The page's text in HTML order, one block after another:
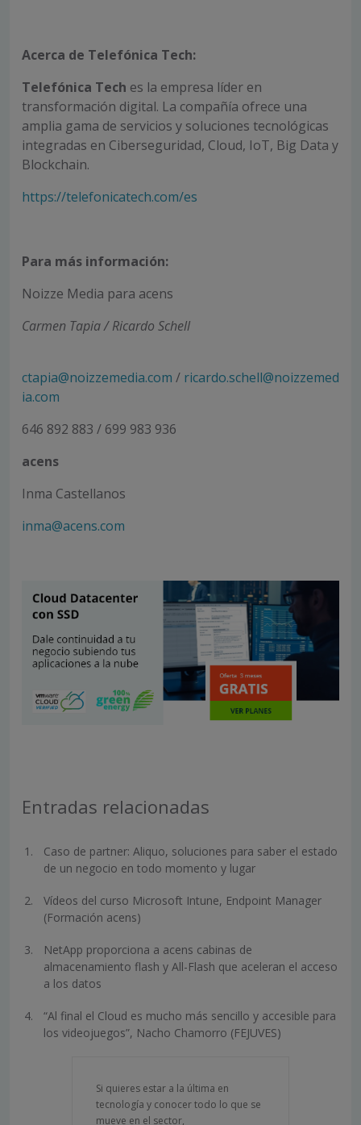
Acerca de Telefónica Tech:
Telefónica Tech es la empresa líder en
transformación digital. La compañía ofrece una
amplia gama de servicios y soluciones tecnológicas
integradas en Ciberseguridad, Cloud, IoT, Big Data y
Blockchain.
https://telefonicatech.com/es
Para más información:
Noizze Media para acens
Carmen Tapia / Ricardo Schell
ctapia@noizzemedia.com / ricardo.schell@noizzemed
ia.com
646 892 883 / 699 983 936
acens
Inma Castellanos
inma@acens.com
Entradas relacionadas
Caso de partner: Aliquo, soluciones para saber el estado
de un negocio en todo momento y lugar
Vídeos del curso Microsoft Intune, Endpoint Manager
(Formación acens)
NetApp proporciona a acens cabinas de
almacenamiento flash y All-Flash que aceleran el acceso
a los datos
“Al final el Cloud es mucho más sencillo y accesible para
los videojuegos”, Nacho Chamorro (FEJUVES)
Si quieres estar a la última en
tecnología y conocer todo lo que se
mueve en el sector,